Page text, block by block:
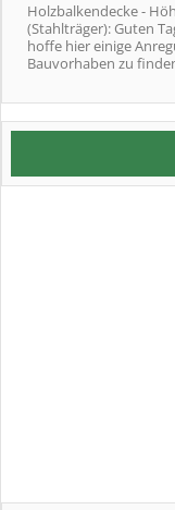
Holzbalkendecke -
(Stahlträger): Guten
hoffe hier einige
Bauvorhaben zu